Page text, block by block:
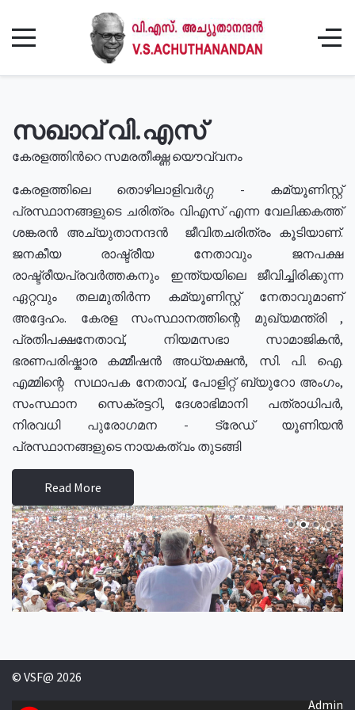
സഖാവ് വി.എസ്
കേരളത്തിൻറെ സമരതീക്ഷ്ണ യൌവ്വനം
കേരളത്തിലെ തൊഴിലാളിവർഗ്ഗ - കമ്യൂണിസ്റ്റ്
പ്രസ്ഥാനങ്ങളുടെ ചരിത്രം വിഎസ് എന്ന വേലിക്കകത്ത്
ശങ്കരൻ അച്യുതാനന്ദൻ ജീവിതചരിത്രം കൂടിയാണ്.
ജനകീയ രാഷ്ട്രീയ നേതാവും ജനപക്ഷ
രാഷ്ട്രീയപ്രവർത്തകനും ഇന്ത്യയിലെ ജീവിച്ചിരിക്കുന്ന
ഏറ്റവും തലമുതിർന്ന കമ്യൂണിസ്റ്റ് നേതാവുമാണ്
അദ്ദേഹം. കേരള സംസ്ഥാനത്തിന്റെ മുഖ്യമന്ത്രി ,
പ്രതിപക്ഷനേതാവ്, നിയമസഭാ സാമാജികൻ,
ഭരണപരിഷ്കാര കമ്മീഷൻ അധ്യക്ഷൻ, സി. പി. ഐ.
എമ്മിന്റെ സഥാപക നേതാവ്, പോളിറ്റ് ബ്യുറോ അംഗം,
സംസ്ഥാന സെക്രട്ടറി, ദേശാഭിമാനി പത്രാധിപർ,
നിരവധി പുരോഗമന - ട്രേഡ് യൂണിയൻ
പ്രസ്ഥാനങ്ങളുടെ നായകത്വം തുടങ്ങി
Read More
© VSF@ 2026
Admin